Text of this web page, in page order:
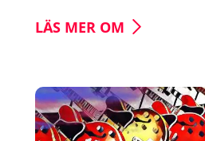
LÄS MER OM